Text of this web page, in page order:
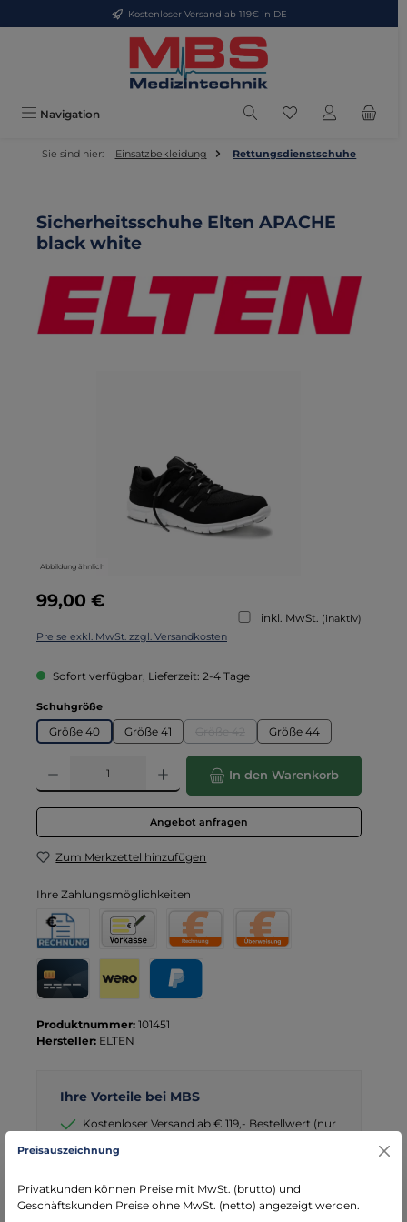
Zum Hauptinhalt springenKostenloser Versand ab 119€ in DE
Navigation Du hast 0
Sie sind hier: Einsatzbekleidung Rettungsdienstschuhe
Sicherheitsschuhe Elten APACHE
black white
Abbildung ähnlich
Regulärer Preis:
99,00 €
inkl. MwSt. (inaktiv)
Preise exkl. MwSt. zzgl. Versandkosten
Sofort verfügbar, Lieferzeit: 2-4 Tage
Schuhgrößeauswählen
Größe 40 Größe 41
(Diese Option ist zurzeit nicht
Größe 44
Produkt Anzahl: Gib den gewünschten Wert ein oder benutze die
In den Warenkorb
Angebot anfragen
Zum Merkzettel hinzufügen
Ihre Zahlungsmöglichkeiten
Produktnummer: 101451
Hersteller: ELTEN
Ihre Vorteile bei MBS
Kostenloser Versand ab € 119,- Bestellwert (nur
schneller Versand mit DHL
Bereich Notfallmedizin
Preisauszeichnung
Privatkunden können Preise mit MwSt. (brutto) und
Geschäftskunden Preise ohne MwSt. (netto) angezeigt werden.